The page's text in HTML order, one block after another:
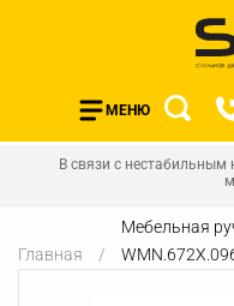
МЕНЮ
В связи с нестабильным
Главная
Мебельная